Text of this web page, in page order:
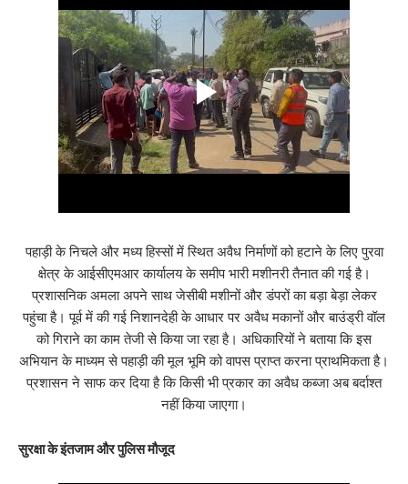
पहाड़ी के निचले और मध्य हिस्सों में स्थित अवैध निर्माणों को हटाने के लिए पुरवा
क्षेत्र के आईसीएमआर कार्यालय के समीप भारी मशीनरी तैनात की गई है।
प्रशासनिक अमला अपने साथ जेसीबी मशीनों और डंपरों का बड़ा बेड़ा लेकर
पहुंचा है। पूर्व में की गई निशानदेही के आधार पर अवैध मकानों और बाउंड्री वॉल
को गिराने का काम तेजी से किया जा रहा है। अधिकारियों ने बताया कि इस
अभियान के माध्यम से पहाड़ी की मूल भूमि को वापस प्राप्त करना प्राथमिकता है।
प्रशासन ने साफ कर दिया है कि किसी भी प्रकार का अवैध कब्जा अब बर्दाश्त
नहीं किया जाएगा।
​सुरक्षा के इंतजाम और पुलिस मौजूद